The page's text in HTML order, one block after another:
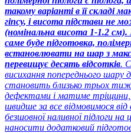
такому варіанті в її складі
гіпсу, і висота підстави не
(номінальна висота 1-1.2
саме буде підготовка,
встановлювати на шар з
перевищує десять відсотків.
висихання попереднього шару
становить близько трьох
дефектами і матиме
швидше за все відмовимося
безшовної наливної підлоги на
наносити додатковий